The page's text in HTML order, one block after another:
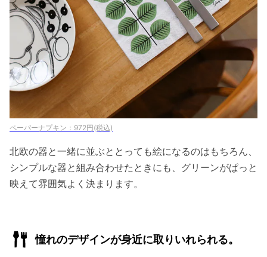
ペーパーナプキン：972円(税込)
北欧の器と一緒に並ぶととっても絵になるのはもちろん、
シンプルな器と組み合わせたときにも、グリーンがぱっと
映えて雰囲気よく決まります。
憧れのデザインが身近に取りいれられる。